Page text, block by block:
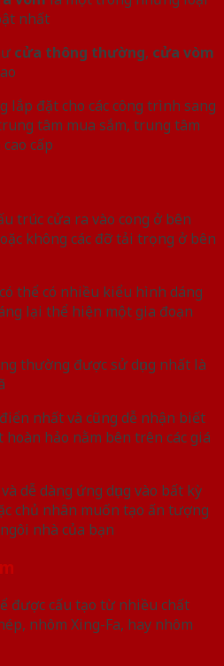
nhất
cửa thông thường, cửa vòm
lắp đặt cho các công trình sang
tâm mua sắm, trung tâm
cấp
trúc cửa ra vào cong ở bên
không các đỡ tải trọng ở bên
có thể có nhiều kiểu hình dáng
lại thể hiện một gia đoạn
thường được sử dụng nhất là
nhất và cũng dễ nhận biết
hảo nằm bên trên các giá
dễ dàng ứng dụng vào bất kỳ
chủ nhân muốn tạo ấn tượng
nhà của bạn
được cấu tạo từ nhiều chất
nhôm Xing-Fa, hay nhôm